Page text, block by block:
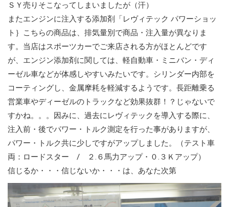
ＳＹ売りそこなってしまいましたが（汗）
またエンジンに注入する添加剤「レヴィテック パワーショッ
ト｝こちらの商品は、排気量別で商品・注入量が異なりま
す。当店はスポーツカーでご来店される方がほとんどです
が、エンジン添加剤に関しては、軽自動車・ミニバン・ディ
ーゼル車などが体感しやすいみたいです。シリンダー内部を
コーティングし、金属摩耗を軽減するようです。長距離乗る
営業車やディーゼルのトラックなど効果抜群！？じゃないで
すかね。。。因みに、過去にレヴィテックを導入する際に、
注入前・後でパワー・トルク測定を行った事がありますが、
パワー・トルク共に少しですがアップしました。（テスト車
両：ロードスター / ２.６馬力アップ・０.３Ｋアップ）
信じるか・・・信じないか・・・は、あなた次第